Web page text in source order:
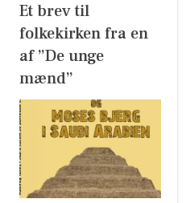
Et brev til
folkekirken fra en
af ”De unge
mænd”